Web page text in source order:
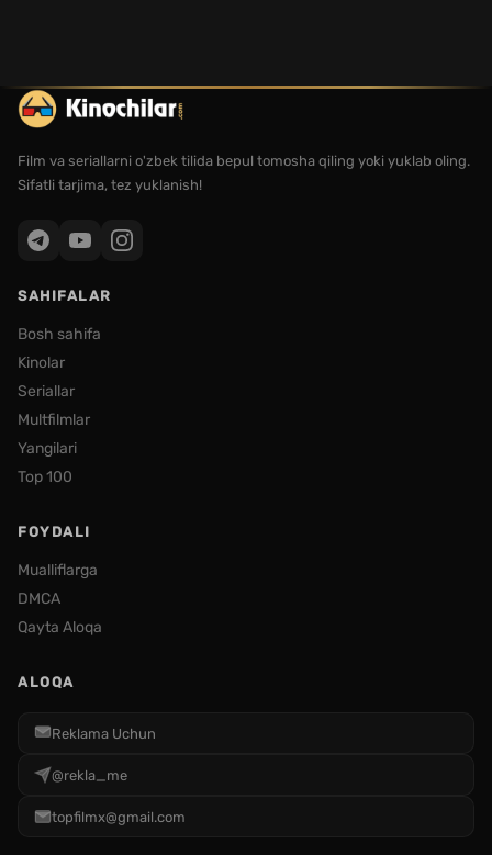
Film va seriallarni o'zbek tilida bepul tomosha qiling yoki yuklab oling.
Sifatli tarjima, tez yuklanish!
SAHIFALAR
Bosh sahifa
Kinolar
Seriallar
Multfilmlar
Yangilari
Top 100
FOYDALI
Mualliflarga
DMCA
Qayta Aloqa
ALOQA
Reklama Uchun
@rekla_me
topfilmx@gmail.com